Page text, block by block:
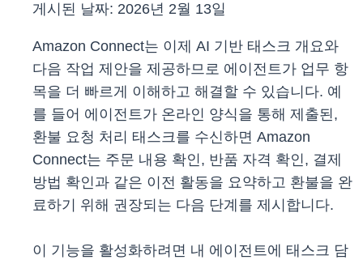
게시된 날짜: 2026년 2월 13일
Amazon Connect는 이제 AI 기반 태스크 개요와
다음 작업 제안을 제공하므로 에이전트가 업무 항
목을 더 빠르게 이해하고 해결할 수 있습니다. 예
를 들어 에이전트가 온라인 양식을 통해 제출된,
환불 요청 처리 태스크를 수신하면 Amazon
Connect는 주문 내용 확인, 반품 자격 확인, 결제
방법 확인과 같은 이전 활동을 요약하고 환불을 완
료하기 위해 권장되는 다음 단계를 제시합니다.
이 기능을 활성화하려면 내 에이전트에 태스크 담